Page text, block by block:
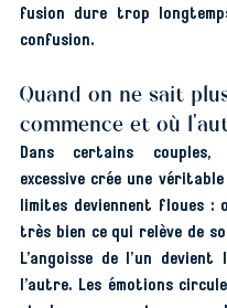
fusion dure trop
confusion.
Quand on ne sait
commence et où
Dans certains
excessive crée une
limites deviennent floues :
très bien ce qui relève de
L’angoisse de l’un devient
l’autre. Les émotions